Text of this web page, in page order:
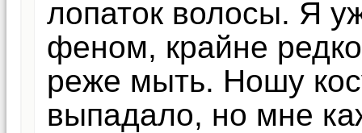
лопаток волосы. Я
феном, крайне
реже мыть. Ношу
выпадало, но мне